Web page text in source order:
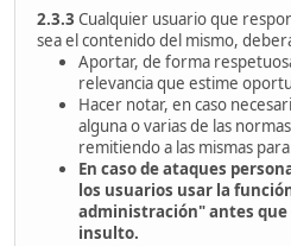
2.3.3 Cualquier usuario que
sea el contenido del mismo,
Aportar, de forma
relevancia que estime
Hacer notar, en caso
alguna o varias de las
remitiendo a las mismas
En caso de ataques
los usuarios usar la
administración" antes
insulto.